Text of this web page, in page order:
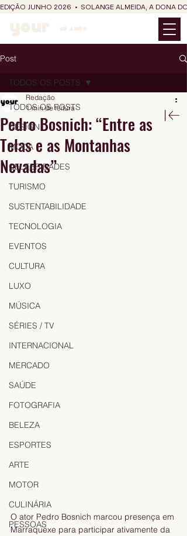
EDIÇÃO JUNHO 2026  •  SOLANGE ALMEIDA, A DONA
Post
TODOS OS POSTS
DESIGN
MODA
CELEBRIDADES
TURISMO
SUSTENTABILIDADE
TECNOLOGIA
EVENTOS
CULTURA
LUXO
MÚSICA
SÉRIES / TV
INTERNACIONAL
MERCADO
SAÚDE
FOTOGRAFIA
BELEZA
ESPORTES
ARTE
MOTOR
CULINÁRIA
PESSOAS
TODOS OS POSTS
Pedro Bosnich: “Entre as
Telas e as Montanhas
Nevadas”
Redação
1 min de leitura
O ator Pedro Bosnich marcou presença em
Marraquexe para participar ativamente da